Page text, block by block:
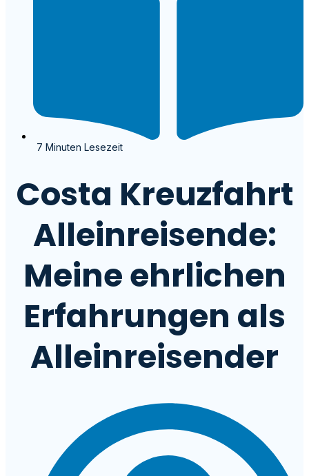
7 Minuten Lesezeit
Costa Kreuzfahrt
Alleinreisende:
Meine ehrlichen
Erfahrungen als
Alleinreisender